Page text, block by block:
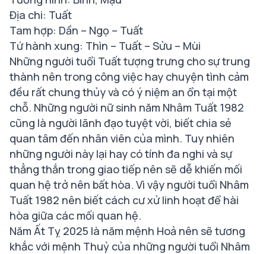
Địa chi: Tuất
Tam hợp: Dần – Ngọ – Tuất
Tứ hành xung: Thìn – Tuất – Sửu – Mùi
Những người tuổi Tuất tượng trưng cho sự trung
thành nên trong công việc hay chuyện tình cảm
đều rất chung thủy và có ý niệm an ổn tại một
chỗ. Những người nữ sinh năm Nhâm Tuất 1982
cũng là người lãnh đạo tuyệt vời, biết chia sẻ
quan tâm đến nhân viên của mình. Tuy nhiên
những người này lại hay có tính đa nghi và sự
thẳng thắn trong giao tiếp nên sẽ dễ khiến mối
quan hệ trở nên bất hòa. Vì vậy người tuổi Nhâm
Tuất 1982 nên biết cách cư xử linh hoạt để hài
hòa giữa các mối quan hệ.
Năm Ất Tỵ 2025 là năm mệnh Hoả nên sẽ tương
khắc với mệnh Thuỷ của những người tuổi Nhâm